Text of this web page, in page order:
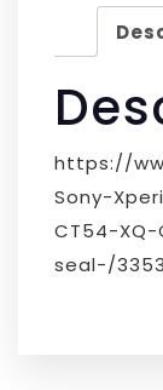
https://
Sony-
CT54-
seal-/